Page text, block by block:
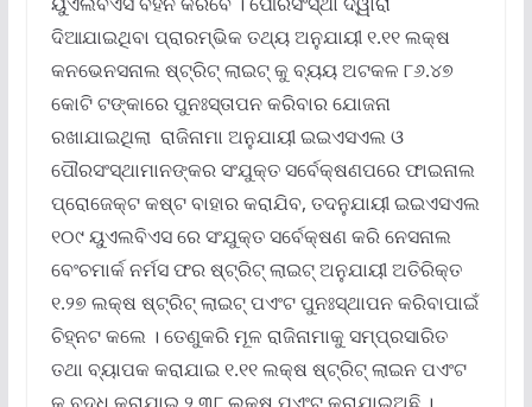
ଦିଆଯାଇଥିବା ପ୍ରାରମ୍ଭିକ ତଥ୍ୟ ଅନୁଯାୟୀ ୧.୧୧ ଲକ୍ଷ
କନଭେନସନାଲ ଷ୍ଟ୍ରିଟ୍ ଲାଇଟ୍ କୁ ବ୍ୟୟ ଅଟକଳ ୮୬.୪୭
କୋଟି ଟଙ୍କାରେ ପୁନଃସ୍ତାପନ କରିବାର ଯୋଜନା
ରଖାଯାଇଥିଲା ରାଜିନାମା ଅନୁଯାୟୀ ଇଇଏସଏଲ ଓ
ପୌରସଂସ୍ଥାମାନଙ୍କର ସଂଯୁକ୍ତ ସର୍ବେକ୍ଷଣପରେ ଫାଇନାଲ
ପ୍ରୋଜେକ୍ଟ କଷ୍ଟ ବାହାର କରାଯିବ, ତଦନୁଯାୟୀ ଇଇଏସଏଲ
୧୦୯ ୟୁଏଲବିଏସ ରେ ସଂଯୁକ୍ତ ସର୍ବେକ୍ଷଣ କରି ନେସନାଲ
ବେଂଚମାର୍କ ନର୍ମସ ଫର ଷ୍ଟ୍ରିଟ୍ ଲାଇଟ୍ ଅନୁଯାୟୀ ଅତିରିକ୍ତ
୧.୨୭ ଲକ୍ଷ ଷ୍ଟ୍ରିଟ୍ ଲାଇଟ୍ ପଏଂଟ ପୁନଃସ୍ଥାପନ କରିବାପାଇଁ
ଚିହ୍ନଟ କଲେ । ତେଣୁକରି ମୂଳ ରାଜିନାମାକୁ ସମ୍ପ୍ରସାରିତ
ତଥା ବ୍ୟାପକ କରାଯାଇ ୧.୧୧ ଲକ୍ଷ ଷ୍ଟ୍ରିଟ୍ ଲାଇନ ପଏଂଟ